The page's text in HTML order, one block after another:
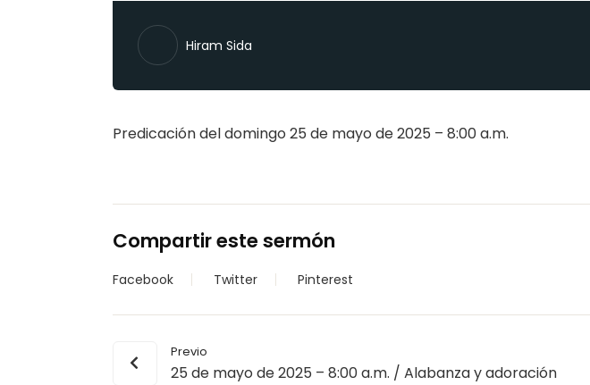
Hiram Sida
Predicación del domingo 25 de mayo de 2025 – 8:00 a.m.
Compartir este sermón
Facebook Twitter Pinterest
Previo
25 de mayo de 2025 – 8:00 a.m. / Alabanza y adoración